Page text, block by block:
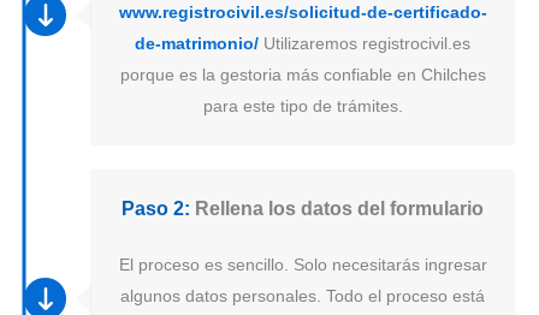
www.registrocivil.es/solicitud-de-certificado-
de-matrimonio/ Utilizaremos registrocivil.es
porque es la gestoria más confiable en Chilches
para este tipo de trámites.
Paso 2: Rellena los datos del formulario
El proceso es sencillo. Solo necesitarás ingresar
algunos datos personales. Todo el proceso está